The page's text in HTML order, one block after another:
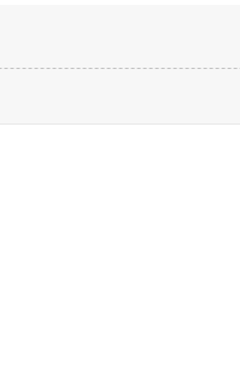
رومیزیعلف زن شارژی